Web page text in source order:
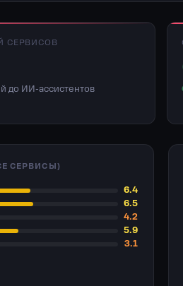
СЕРВИСОВ
до ИИ-ассистентов
СЕРВИСЫ)
6.4
6.5
4.2
5.9
3.1